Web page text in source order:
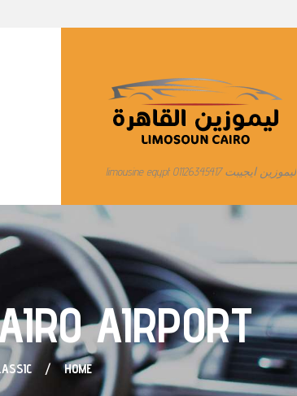
ليموزين ايجيبت limousine egypt 01126345417
AIRPORT
HOME